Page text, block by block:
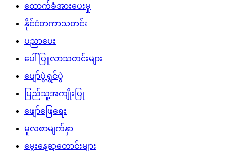
ထောက်ခံအားပေးမှု
နိုင်ငံတကာသတင်း
ပညာပေး
ပေါ်ပြူလာသတင်းများ
ပျော်ပွဲရွှင်ပွဲ
ပြည်သူ့အကျိုးပြု
ဖျော်ဖြေရေး
မူလစာမျက်နှာ
မွေးနေ့ဆုတောင်းများ